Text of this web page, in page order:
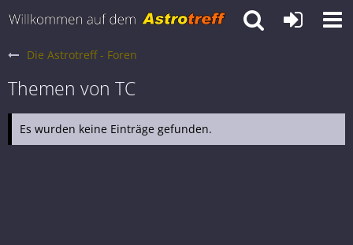
Die Astrotreff - Foren
Themen von TC
Es wurden keine Einträge gefunden.